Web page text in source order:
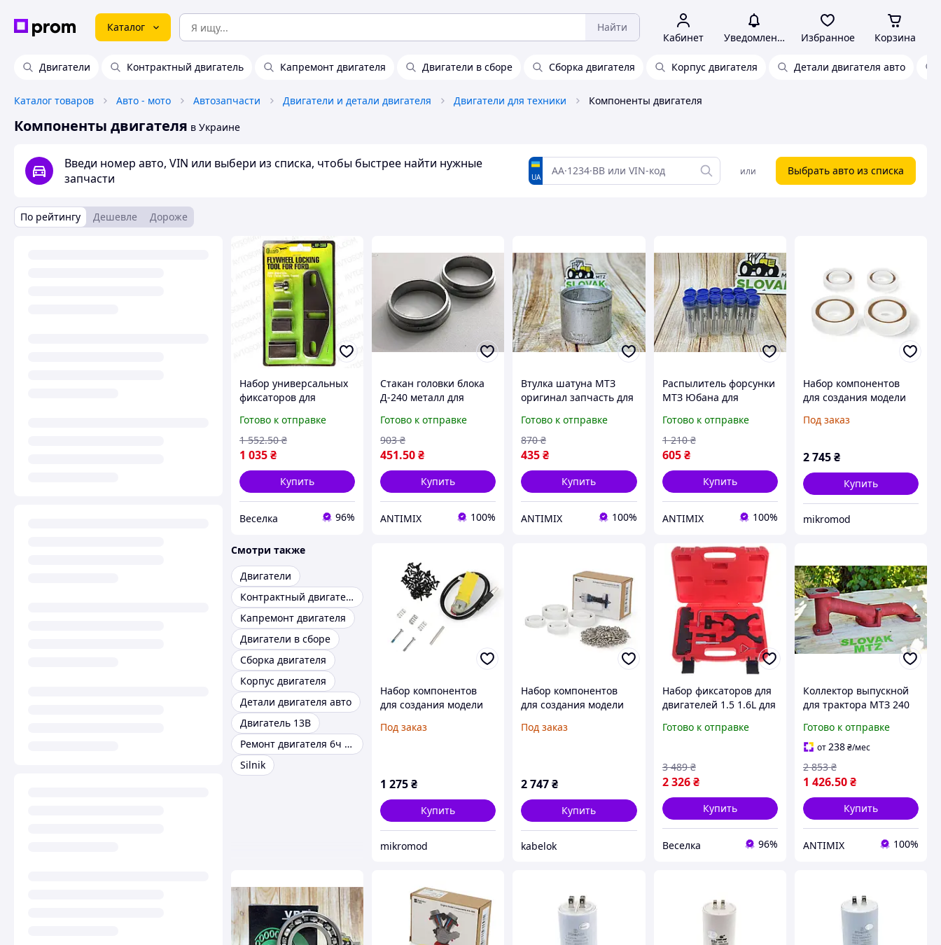
Каталог Найти
Кабинет Уведомления Избранное Корзина
Двигатели Контрактный двигатель Капремонт двигателя Двигатели в сборе Сборка двигателя Корпус двигателя Детали двигателя авто
Каталог товаров Авто - мото Автозапчасти Двигатели и детали двигателя Двигатели для техники Компоненты двигателя
Компоненты двигателя в Украине
Введи номер авто, VIN или выбери из списка, чтобы быстрее найти нужные
запчасти
UA или Выбрать авто из списка
По рейтингу Дешевле Дороже
Набор универсальных
фиксаторов для
компонентов двигателя
и трансмиссии
автомобилей FLAME
Готово к отправке
1 035₴
1 552.50 ₴
Купить
Веселка 96%
Стакан головки блока
Д-240 металл для
надежный компонент
для ремонта двигателя
Готово к отправке
451.50₴
903 ₴
Купить
ANTIMIX 100%
Втулка шатуна МТЗ
оригинал запчасть для
техники новый
компонент для
двигателя
Готово к отправке
435₴
870 ₴
Купить
ANTIMIX 100%
Распылитель форсунки
МТЗ Юбана для
высокоэффективный
компонент для
двигателя
Готово к отправке
605 ₴
1 210 ₴
Купить
ANTIMIX 100%
Набор компонентов
для создания модели
- Bambu Lab
Под заказ
2 745₴
Купить
mikromod
Смотри также
Двигатели
Контрактный двигатель
Капремонт двигателя
Двигатели в сборе
Сборка двигателя
Корпус двигателя
Детали двигателя авто
Двигатель 13B
Ремонт двигателя 6ч 12 14
Silnik
Набор компонентов
для создания модели
Model Components Kit-
двигателя
Под заказ
1 275₴
Купить
mikromod
Набор компонентов
для создания модели
- Bambu Lab
Под заказ
2 747₴
Купить
kabelok
Набор фиксаторов для
двигателей 1.5 1.6L для
компонентов при
FLAME
Готово к отправке
2 326 ₴
3 489 ₴
Купить
Веселка 96%
Коллектор выпускной
для трактора МТЗ 240
двигателя мощный
компонент для работы
двигателя
Готово к отправке
от238₴/мес
1 426.50₴
2 853 ₴
Купить
ANTIMIX 100%